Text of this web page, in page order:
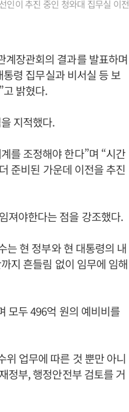
인이 추진 중인 청와대 집무실 이전
계장관회의 결과를 발표하며
령 집무실과 비서실 등 보
밝혔다.
지적했다.
를 조정해야 한다”며 “시간
준비된 가운데 이전을 추진
져야한다는 점을 강조했다.
는 현 정부와 현 대통령의 내
지 흔들림 없이 임무에 임해
모두 496억 원의 예비비를
업무에 따른 것 뿐만 아니
정부, 행정안전부 검토를 거